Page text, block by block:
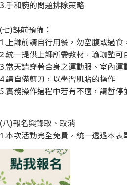
3.手和腕的問題排除策略
(七)課前預備：
1.上課前請自行用餐，勿空腹或過食
2.統一提供上課所需教材，瑜珈墊可
3.當天請穿著合身之運動服、室內運
4.請自備剪刀，以學習肌貼的操作
5.實務操作過程中若有不適，請暫停
(八)報名與錄取、取消
1.本次活動完全免費，統一透過本表